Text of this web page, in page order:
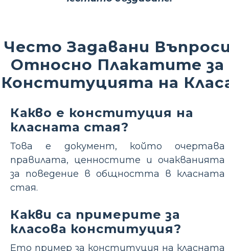
Често Задавани
Относно Плакатите за
Конституцията на
Какво е конституция на
класната стая?
Това е документ, който очертава
правилата, ценностите и очакванията
за поведение в общността в класната
стая.
Какви са примерите за
класова конституция?
Ето пример за конституция на класната